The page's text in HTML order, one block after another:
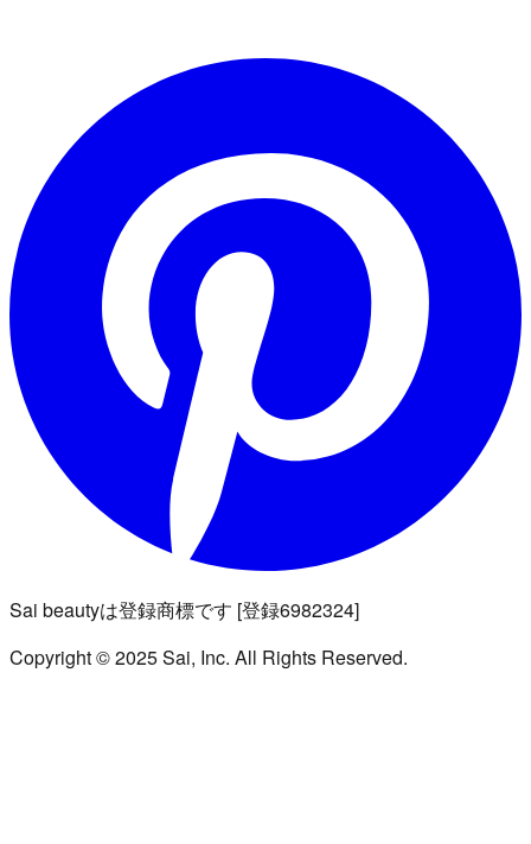
Sai beautyは登録商標です [登録6982324]
Copyright © 2025 Sai, Inc. All Rights Reserved.